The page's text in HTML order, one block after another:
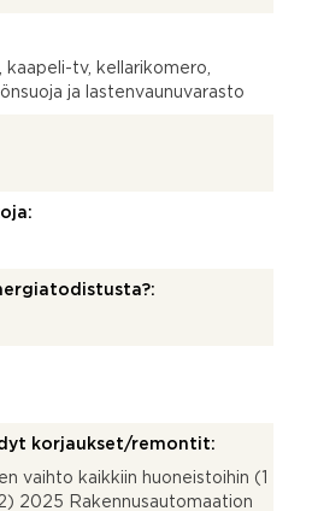
kaapeli-tv, kellarikomero,
ja lastenvaunuvarasto
korjaukset/remontit:
vaihto kaikkiin huoneistoihin (1
2025 Rakennusautomaation